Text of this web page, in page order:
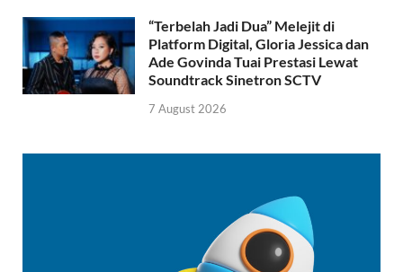
“Terbelah Jadi Dua” Melejit di
Platform Digital, Gloria Jessica dan
Ade Govinda Tuai Prestasi Lewat
Soundtrack Sinetron SCTV
7 August 2026